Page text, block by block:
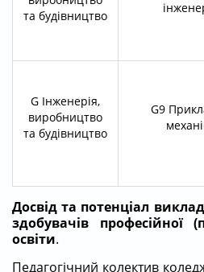
та будівництво
G Інженерія,
виробництво
та будівництво
G9
Досвід та потенціал
здобувачів професійної
освіти.
Педагогічний колектив